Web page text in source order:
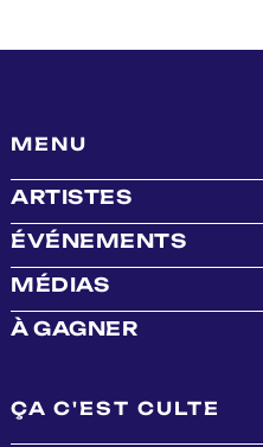
MENU
ARTISTES
ÉVÉNEMENTS
MÉDIAS
À GAGNER
ÇA C'EST CULTE